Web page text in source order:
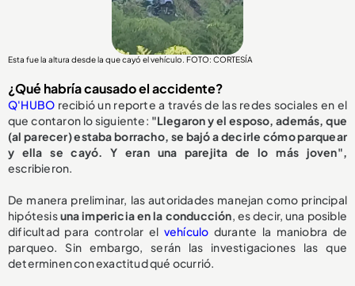
Esta fue la altura desde la que cayó el vehículo. FOTO: CORTESÍA
¿Qué habría causado el accidente?
Q'HUBO recibió un reporte a través de las redes sociales en el
que contaron lo siguiente: "Llegaron y el esposo, además, que
(al parecer) estaba borracho, se bajó a decirle cómo parquear
y ella se cayó. Y eran una parejita de lo más joven",
escribieron.
De manera preliminar, las autoridades manejan como principal
hipótesisuna impericia en la conducción , es decir, una posible
dificultad para controlar el vehículo durante la maniobra de
parqueo. Sin embargo, serán las investigaciones las que
determinen con exactitud qué ocurrió.